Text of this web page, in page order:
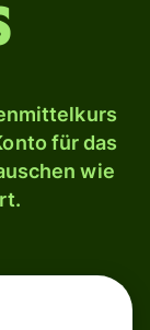
für das
wie